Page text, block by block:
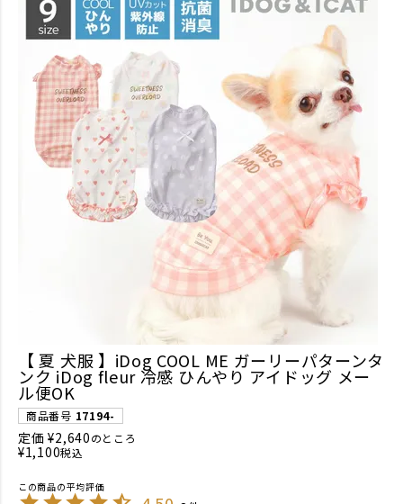
【 夏 犬服 】iDog COOL ME ガーリーパターンタ
ンク iDog fleur 冷感 ひんやり アイドッグ メー
ル便OK
商品番号 17194-
定価 ¥2,640のところ
¥1,100税込